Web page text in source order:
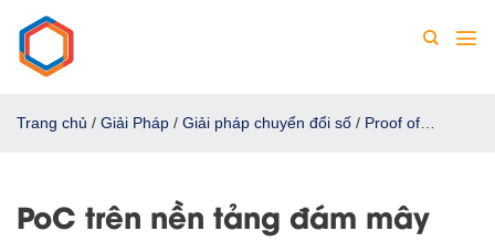
đến
nội
Trang chủ / Giải Pháp / Giải pháp chuyển đổi số / Proof of
PoC trên nền tảng đám mây